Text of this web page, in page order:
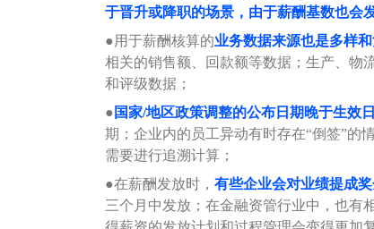
于晋升或降职的场景，由于薪酬基数也会
●用于薪酬核算的业务数据来源也是多样
相关的销售额、回款额等数据；生产、物
和评级数据；
● 国家/地区政策调整的公布日期晚于生效
期；企业内的员工异动有时存在“倒签”的
需要进行追溯计算；
●在薪酬发放时， 有些企业会对业绩提成
三个月中发放；在金融资管行业中，也有